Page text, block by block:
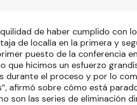
de haber cumplido con
de localía en la primera y
puesto de la conferencia
que hicimos un esfuerzo
durante el proceso y por lo
afirmó sobre cómo está
son las series de eliminación